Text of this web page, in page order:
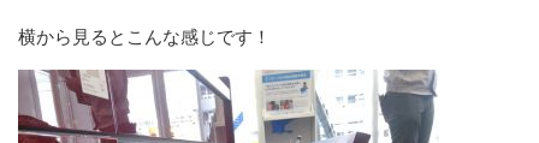
横から見るとこんな感じです！